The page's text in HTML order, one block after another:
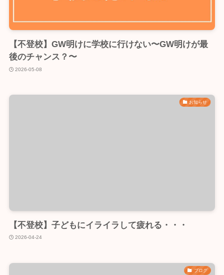
【不登校】GW明けに学校に行けない〜GW明けが最
後のチャンス？〜
2026-05-08
お知らせ
【不登校】子どもにイライラして疲れる・・・
2026-04-24
ブログ